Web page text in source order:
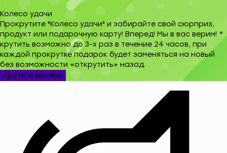
Колесо удачи
Прокрутите "Колесо удачи" и забирайте свой сюрприз,
продукт или подарочную карту! Вперед! Мы в вас верим! *
крутить возможно до 3-х раз в течение 24 часов, при
каждой прокрутке подарок будет заменяться на новый
без возможности «открутить» назад.
Крутить колесо